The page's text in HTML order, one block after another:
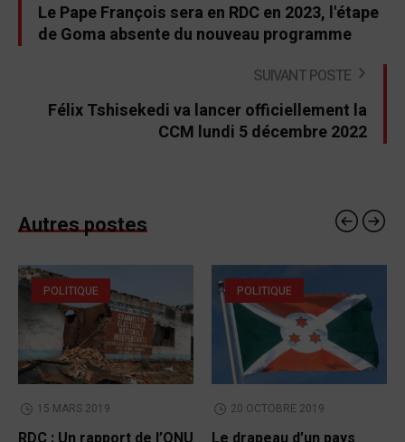
Le Pape François sera en RDC en 2023, l'étape
de Goma absente du nouveau programme
SUIVANT POSTE
Félix Tshisekedi va lancer officiellement la
CCM lundi 5 décembre 2022
Autres postes
POLITIQUE
15 MARS 2019
POLITIQUE
20 OCTOBRE 2019